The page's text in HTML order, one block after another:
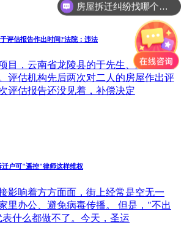
评估报告作出时间?法院：违法
目，云南省龙陵县的于先生、冯先生的
评估机构先后两次对二人的房屋作出评
评估报告还没见着，补偿决定
迁户可"遥控"律师这样维权
影响着方方面面，街上经常是空无一
里办公、避免病毒传播。 但是，"不出
什么都做不了。今天，圣运
房屋拆迁纠纷找哪个部门？